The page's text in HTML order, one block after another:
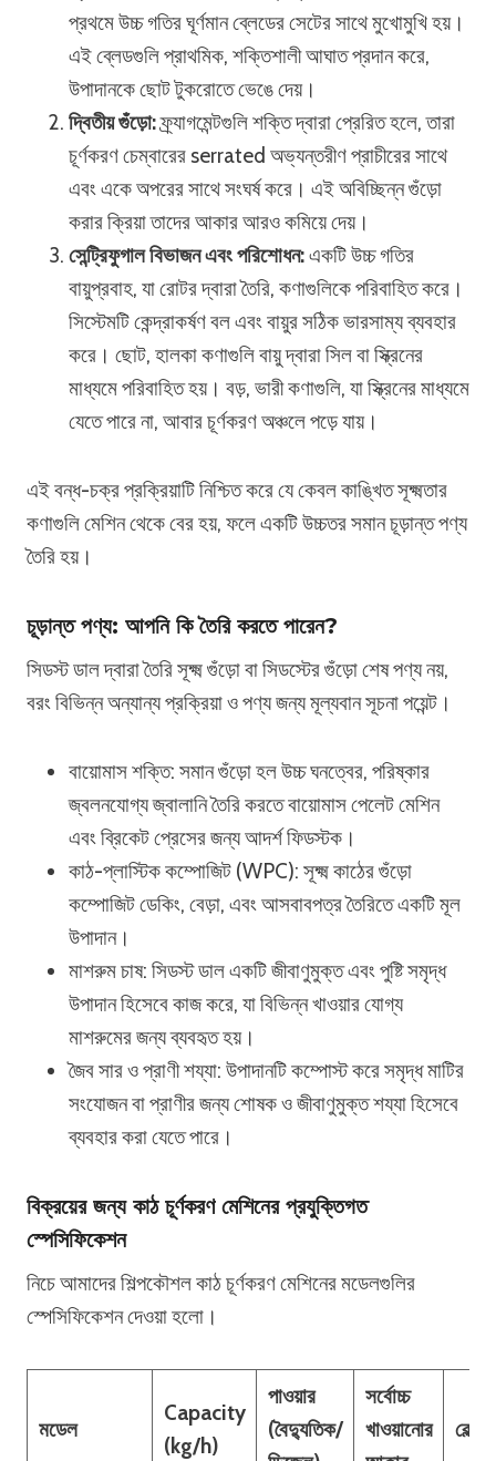
প্রথমে উচ্চ গতির ঘূর্ণমান ব্লেডের সেটের সাথে মুখোমুখি হয়।
এই ব্লেডগুলি প্রাথমিক, শক্তিশালী আঘাত প্রদান করে,
উপাদানকে ছোট টুকরোতে ভেঙে দেয়।
দ্বিতীয় গুঁড়ো:ফ্র্যাগমেন্টগুলি শক্তি দ্বারা প্রেরিত হলে, তারা
চূর্ণকরণ চেম্বারের serrated অভ্যন্তরীণ প্রাচীরের সাথে
এবং একে অপরের সাথে সংঘর্ষ করে। এই অবিচ্ছিন্ন গুঁড়ো
করার ক্রিয়া তাদের আকার আরও কমিয়ে দেয়।
সেন্ট্রিফুগাল বিভাজন এবং পরিশোধন:একটি উচ্চ গতির
বায়ুপ্রবাহ, যা রোটর দ্বারা তৈরি, কণাগুলিকে পরিবাহিত করে।
সিস্টেমটি কেন্দ্রাকর্ষণ বল এবং বায়ুর সঠিক ভারসাম্য ব্যবহার
করে। ছোট, হালকা কণাগুলি বায়ু দ্বারা সিল বা স্ক্রিনের
মাধ্যমে পরিবাহিত হয়। বড়, ভারী কণাগুলি, যা স্ক্রিনের মাধ্যমে
যেতে পারে না, আবার চূর্ণকরণ অঞ্চলে পড়ে যায়।
এই বন্ধ-চক্র প্রক্রিয়াটি নিশ্চিত করে যে কেবল কাঙ্খিত সূক্ষ্মতার
কণাগুলি মেশিন থেকে বের হয়, ফলে একটি উচ্চতর সমান চূড়ান্ত পণ্য
তৈরি হয়।
চূড়ান্ত পণ্য: আপনি কি তৈরি করতে পারেন?
সিডস্ট ডাল দ্বারা তৈরি সূক্ষ্ম গুঁড়ো বা সিডস্টের গুঁড়ো শেষ পণ্য নয়,
বরং বিভিন্ন অন্যান্য প্রক্রিয়া ও পণ্য জন্য মূল্যবান সূচনা পয়েন্ট।
বায়োমাস শক্তি: সমান গুঁড়ো হল উচ্চ ঘনত্বের, পরিষ্কার
জ্বলনযোগ্য জ্বালানি তৈরি করতে বায়োমাস পেলেট মেশিন
এবং ব্রিকেট প্রেসের জন্য আদর্শ ফিডস্টক।
কাঠ-প্লাস্টিক কম্পোজিট (WPC): সূক্ষ্ম কাঠের গুঁড়ো
কম্পোজিট ডেকিং, বেড়া, এবং আসবাবপত্র তৈরিতে একটি মূল
উপাদান।
মাশরুম চাষ: সিডস্ট ডাল একটি জীবাণুমুক্ত এবং পুষ্টি সমৃদ্ধ
উপাদান হিসেবে কাজ করে, যা বিভিন্ন খাওয়ার যোগ্য
মাশরুমের জন্য ব্যবহৃত হয়।
জৈব সার ও প্রাণী শয্যা: উপাদানটি কম্পোস্ট করে সমৃদ্ধ মাটির
সংযোজন বা প্রাণীর জন্য শোষক ও জীবাণুমুক্ত শয্যা হিসেবে
ব্যবহার করা যেতে পারে।
বিক্রয়ের জন্য কাঠ চূর্ণকরণ মেশিনের প্রযুক্তিগত
স্পেসিফিকেশন
নিচে আমাদের শিল্পকৌশল কাঠ চূর্ণকরণ মেশিনের মডেলগুলির
স্পেসিফিকেশন দেওয়া হলো।
মডেল
Capacity
(kg/h)
পাওয়ার
(বৈদ্যুতিক/
সর্বোচ্চ
খাওয়ানোর
বেল্ডস